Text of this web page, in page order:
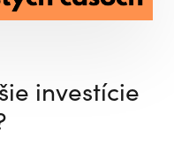
investície